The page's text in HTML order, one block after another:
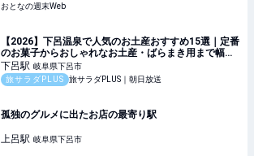
おとなの週末Web
【2026】下呂温泉で人気のお土産おすすめ15選｜定番
のお菓子からおしゃれなお土産・ばらまき用まで幅広
く紹介
下呂駅 岐阜県下呂市
旅サラダPLUS
旅サラダPLUS｜朝日放送
孤独のグルメに出たお店の最寄り駅
上呂駅 岐阜県下呂市